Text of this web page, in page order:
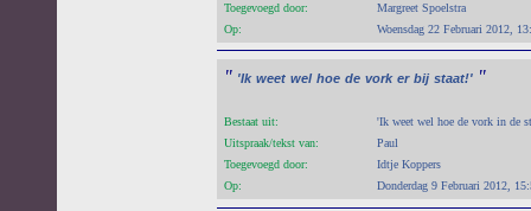
Toegevoegd door:
Margreet Spoelstra
Op:
Woensdag 22 Februari 2012,
" 'Ik weet wel hoe de vork er bij staat!' "
Bestaat uit:
'Ik weet wel hoe de vork in de
Uitspraak/tekst van:
Paul
Toegevoegd door:
Idtje Koppers
Op:
Donderdag 9 Februari 2012,